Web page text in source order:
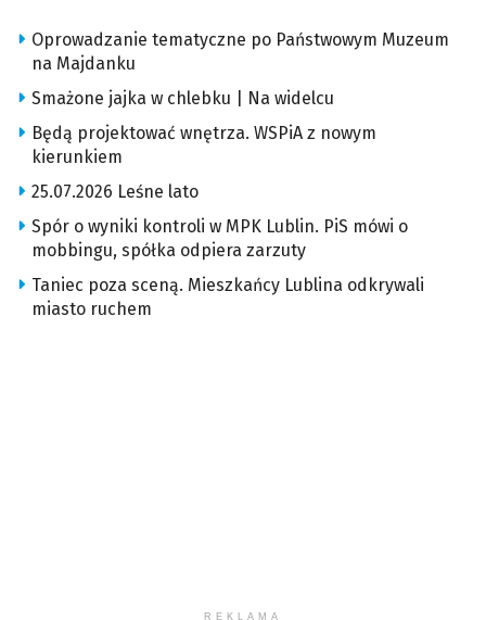
Oprowadzanie tematyczne po Państwowym Muzeum
na Majdanku
Smażone jajka w chlebku | Na widelcu
Będą projektować wnętrza. WSPiA z nowym
kierunkiem
25.07.2026 Leśne lato
Spór o wyniki kontroli w MPK Lublin. PiS mówi o
mobbingu, spółka odpiera zarzuty
Taniec poza sceną. Mieszkańcy Lublina odkrywali
miasto ruchem
REKLAMA